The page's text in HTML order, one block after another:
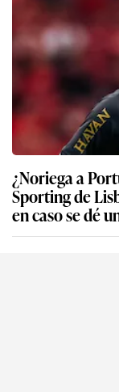
¿Noriega a
Sporting de
en caso se dé